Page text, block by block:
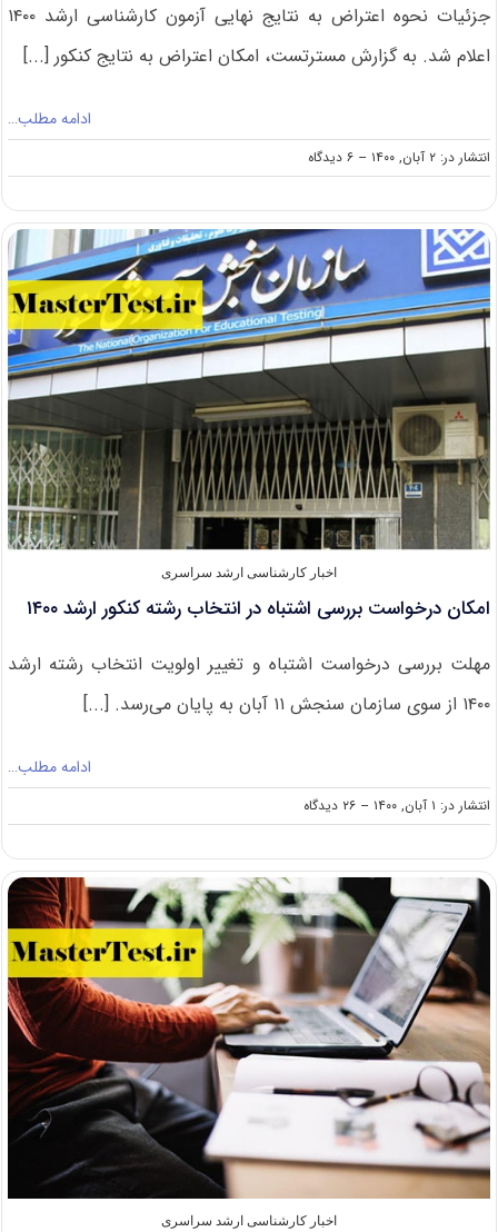
جزئیات نحوه اعتراض به نتایج نهایی آزمون کارشناسی ارشد ۱۴۰۰
اعلام شد. به گزارش مسترتست، امکان اعتراض به نتایج کنکور [...]
ادامه مطلب…
انتشار در: ۲ آبان, ۱۴۰۰ -- ۶ دیدگاه
on
امکان
به
نتایج
نهایی
کارشناسی
ارشد
۱۴۰۰
اخبار کارشناسی ارشد سراسری
امکان درخواست بررسی اشتباه در انتخاب رشته کنکور ارشد ۱۴۰۰
مهلت بررسی درخواست اشتباه و تغییر اولویت انتخاب رشته ارشد
۱۴۰۰ از سوی سازمان سنجش ۱۱ آبان به پایان می‌رسد‌. [...]
ادامه مطلب…
انتشار در: ۱ آبان, ۱۴۰۰ -- ۲۶ دیدگاه
on
امکان
بررسی
اشتباه
در
انتخاب
رشته
کنکور
ارشد
۱۴۰۰
اخبار کارشناسی ارشد سراسری